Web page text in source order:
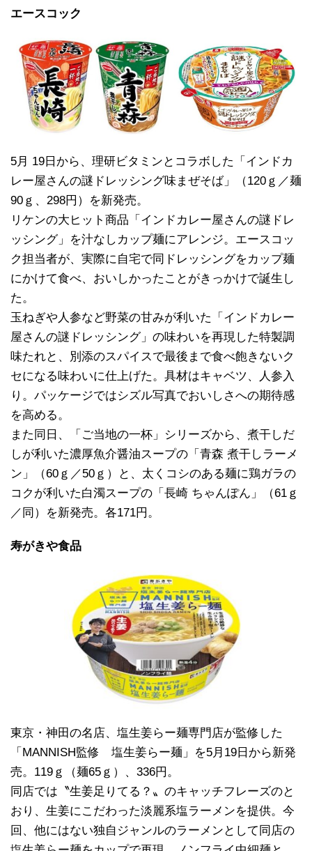
エースコック
5月 19日から、理研ビタミンとコラボした「インドカ
レー屋さんの謎ドレッシング味まぜそば」（120ｇ／麺
90ｇ、298円）を新発売。
リケンの大ヒット商品「インドカレー屋さんの謎ドレ
ッシング」を汁なしカップ麺にアレンジ。エースコッ
ク担当者が、実際に自宅で同ドレッシングをカップ麺
にかけて食べ、おいしかったことがきっかけで誕生し
た。
玉ねぎや人参など野菜の甘みが利いた「インドカレー
屋さんの謎ドレッシング」の味わいを再現した特製調
味たれと、別添のスパイスで最後まで食べ飽きないク
セになる味わいに仕上げた。具材はキャベツ、人参入
り。パッケージではシズル写真でおいしさへの期待感
を高める。
また同日、「ご当地の一杯」シリーズから、煮干しだ
しが利いた濃厚魚介醤油スープの「青森 煮干しラーメ
ン」（60ｇ／50ｇ）と、太くコシのある麺に鶏ガラの
コクが利いた白濁スープの「長崎 ちゃんぽん」（61ｇ
／同）を新発売。各171円。
寿がきや食品
東京・神田の名店、塩生姜らー麺専門店が監修した
「MANNISH監修 塩生姜らー麺」を5月19日から新発
売。119ｇ（麺65ｇ）、336円。
同店では〝生姜足りてる？〟のキャッチフレーズのと
おり、生姜にこだわった淡麗系塩ラーメンを提供。今
回、他にはない独自ジャンルのラーメンとして同店の